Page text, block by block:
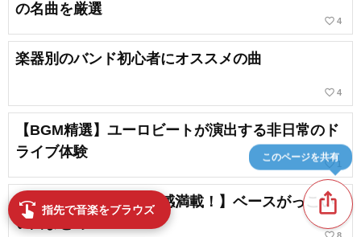
の名曲を厳選
favorite_border 4
楽器別のバンド初心者にオススメの曲
favorite_border 4
【BGM精選】ユーロビートが演出する非日常のド
ライブ体験
favorite_border 1
【スラップ・グルーヴ感満載！】ベースがっこい
い曲まとめ
ios_share
このページを共有
swipe 指先で音楽をブラウズ